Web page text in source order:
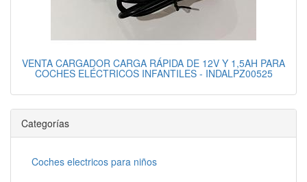
VENTA CARGADOR CARGA RÁPIDA DE 12V Y 1,5AH PARA
COCHES ELÉCTRICOS INFANTILES - INDALPZ00525
Categorías
Coches electricos para niños